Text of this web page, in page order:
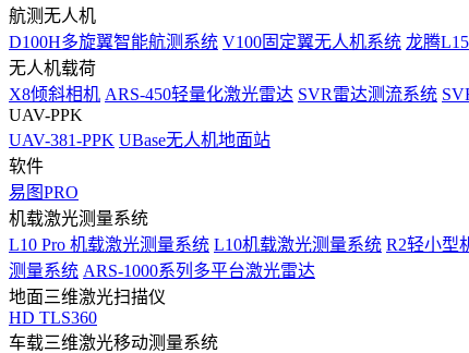
航测无人机
D100H多旋翼智能航测系统 V100固定翼无人机系统 龙腾
无人机载荷
X8倾斜相机 ARS-450轻量化激光雷达 SVR雷达测流系统
UAV-PPK
UAV-381-PPK UBase无人机地面站
软件
易图PRO
机载激光测量系统
L10 Pro 机载激光测量系统 L10机载激光测量系统 R2轻小型
测量系统 ARS-1000系列多平台激光雷达
地面三维激光扫描仪
HD TLS360
车载三维激光移动测量系统